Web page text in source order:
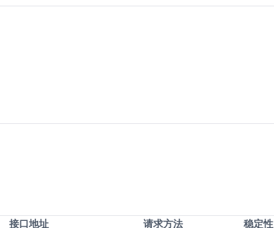
接口地址 请求方法 稳定性